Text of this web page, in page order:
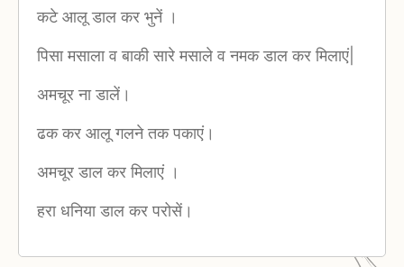
कटे आलू डाल कर भुनें ।
पिसा मसाला व बाकी सारे मसाले व नमक डाल कर मिलाएं|
अमचूर ना डालें।
ढक कर आलू गलने तक पकाएं।
अमचूर डाल कर मिलाएं ।
हरा धनिया डाल कर परोसें।